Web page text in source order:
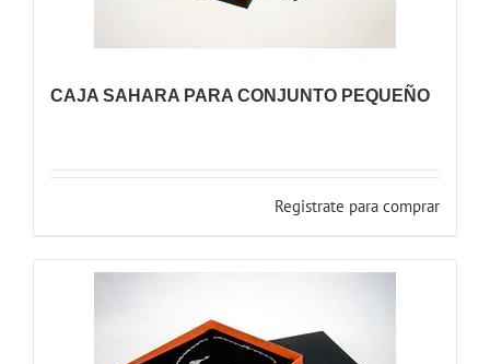
CAJA SAHARA PARA CONJUNTO PEQUEÑO
Registrate para comprar